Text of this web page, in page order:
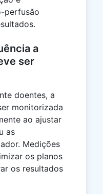
perfusão
a
ser
doentes, a
monitorizada
ao ajustar
as
Medições
os planos
os resultados